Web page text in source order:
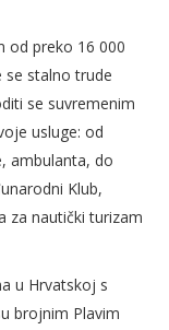
od preko 16 000
se stalno trude
se suvremenim
usluge: od
ambulanta, do
Klub,
za nautički turizam
u Hrvatskoj s
brojnim Plavim